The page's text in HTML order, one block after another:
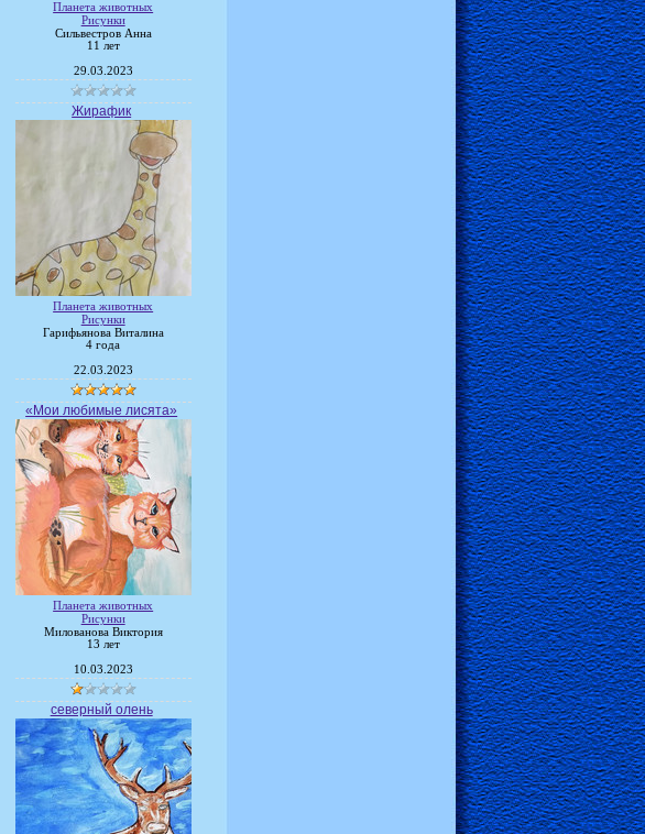
Планета животных
Рисунки
Сильвестров Анна
11 лет
29.03.2023
Жирафик
Планета животных
Рисунки
Гарифьянова Виталина
4 года
22.03.2023
«Мои любимые лисята»
Планета животных
Рисунки
Милованова Виктория
13 лет
10.03.2023
северный олень